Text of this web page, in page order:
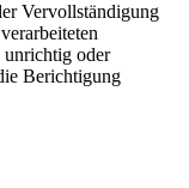
Vervollständigung
unrichtig oder
Berichtigung